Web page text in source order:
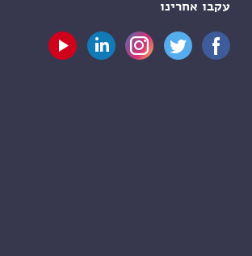
עקבו אחרינו